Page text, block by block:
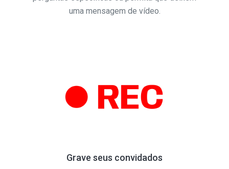
uma mensagem de vídeo.
Grave seus convidados